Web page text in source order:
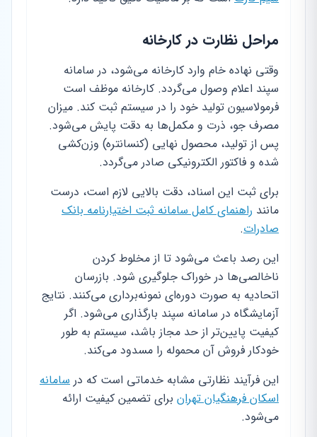
مراحل نظارت در کارخانه
وقتی نهاده خام وارد کارخانه می‌شود، در سامانه
سپند اعلام وصول می‌گردد. کارخانه موظف است
فرمولاسیون تولید خود را در سیستم ثبت کند. میزان
مصرف جو، ذرت و مکمل‌ها به دقت پایش می‌شود.
پس از تولید، محصول نهایی (کنسانتره) وزن‌کشی
شده و فاکتور الکترونیکی صادر می‌گردد.
برای ثبت این اسناد، دقت بالایی لازم است، درست
مانند راهنمای کامل سامانه ثبت اختیارنامه بانک
صادرات.
این رصد باعث می‌شود تا از مخلوط کردن
ناخالصی‌ها در خوراک جلوگیری شود. بازرسان
اتحادیه به صورت دوره‌ای نمونه‌برداری می‌کنند. نتایج
آزمایشگاه در سامانه سپند بارگذاری می‌شود. اگر
کیفیت پایین‌تر از حد مجاز باشد، سیستم به طور
خودکار فروش آن محموله را مسدود می‌کند.
این فرآیند نظارتی مشابه خدماتی است که در سامانه
اسکان فرهنگیان تهران برای تضمین کیفیت ارائه
می‌شود.